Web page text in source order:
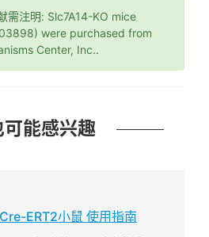
需注明: Slc7A14-KO mice
were purchased from
Center, Inc..
可能感兴趣
ERT2小鼠 使用指南